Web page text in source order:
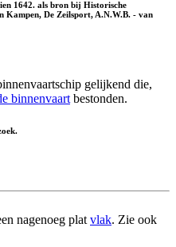
1642. als bron bij Historische
Kampen, De Zeilsport, A.N.W.B. - van
gelijkend die,
binnenvaart bestonden.
nagenoeg plat vlak. Zie ook